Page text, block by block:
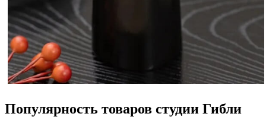
Популярность товаров студии Гибли